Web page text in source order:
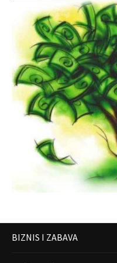
BIZNIS I ZABAVA